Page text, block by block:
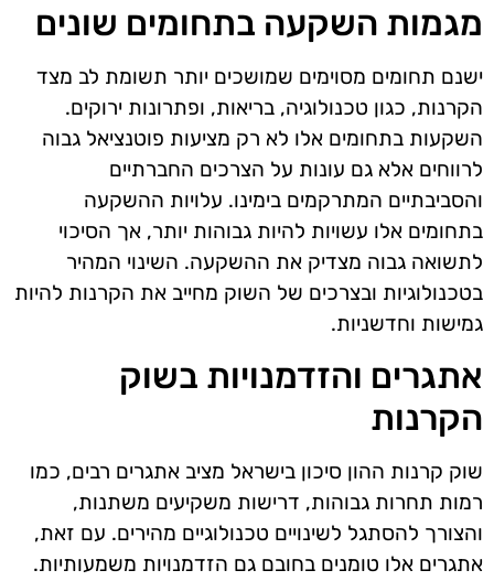
מגמות השקעה בתחומים שונים
ישנם תחומים מסוימים שמושכים יותר תשומת לב מצד
הקרנות, כגון טכנולוגיה, בריאות, ופתרונות ירוקים.
השקעות בתחומים אלו לא רק מציעות פוטנציאל גבוה
לרווחים אלא גם עונות על הצרכים החברתיים
והסביבתיים המתרקמים בימינו. עלויות ההשקעה
בתחומים אלו עשויות להיות גבוהות יותר, אך הסיכוי
לתשואה גבוה מצדיק את ההשקעה. השינוי המהיר
בטכנולוגיות ובצרכים של השוק מחייב את הקרנות להיות
גמישות וחדשניות.
אתגרים והזדמנויות בשוק
הקרנות
שוק קרנות ההון סיכון בישראל מציב אתגרים רבים, כמו
רמות תחרות גבוהות, דרישות משקיעים משתנות,
והצורך להסתגל לשינויים טכנולוגיים מהירים. עם זאת,
אתגרים אלו טומנים בחובם גם הזדמנויות משמעותיות.